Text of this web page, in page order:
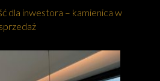
dla inwestora – kamienica w